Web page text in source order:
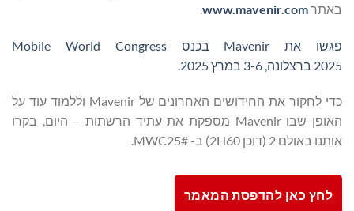
באתרwww.mavenir.com
פגשו אתMavenir בכנס
Mobile World Congress
2025 ברצלונה, 3-6 במרץ 2025
כדי לחקור את החידושים האחרונים של Mavenir וללמוד עוד על
האופן שבו Mavenir מספקת את עתיד הרשתות – היום, בקרו
אותנו באולם 2 (דוכן 2H60) ב- #MWC25.
לחץ כאן להדפסת המאמר